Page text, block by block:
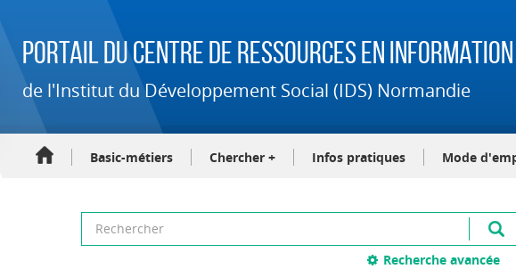
Portail du Centre de Ressources en Information
de l'Institut du Développement Social (IDS) Normandie
Basic-métiers Chercher + Infos pratiques Mode
Recherche avancée